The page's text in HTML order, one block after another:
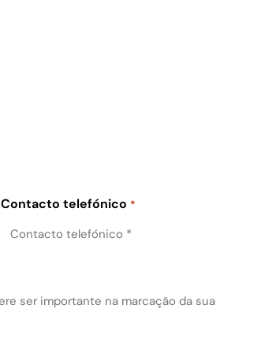
Contacto telefónico *